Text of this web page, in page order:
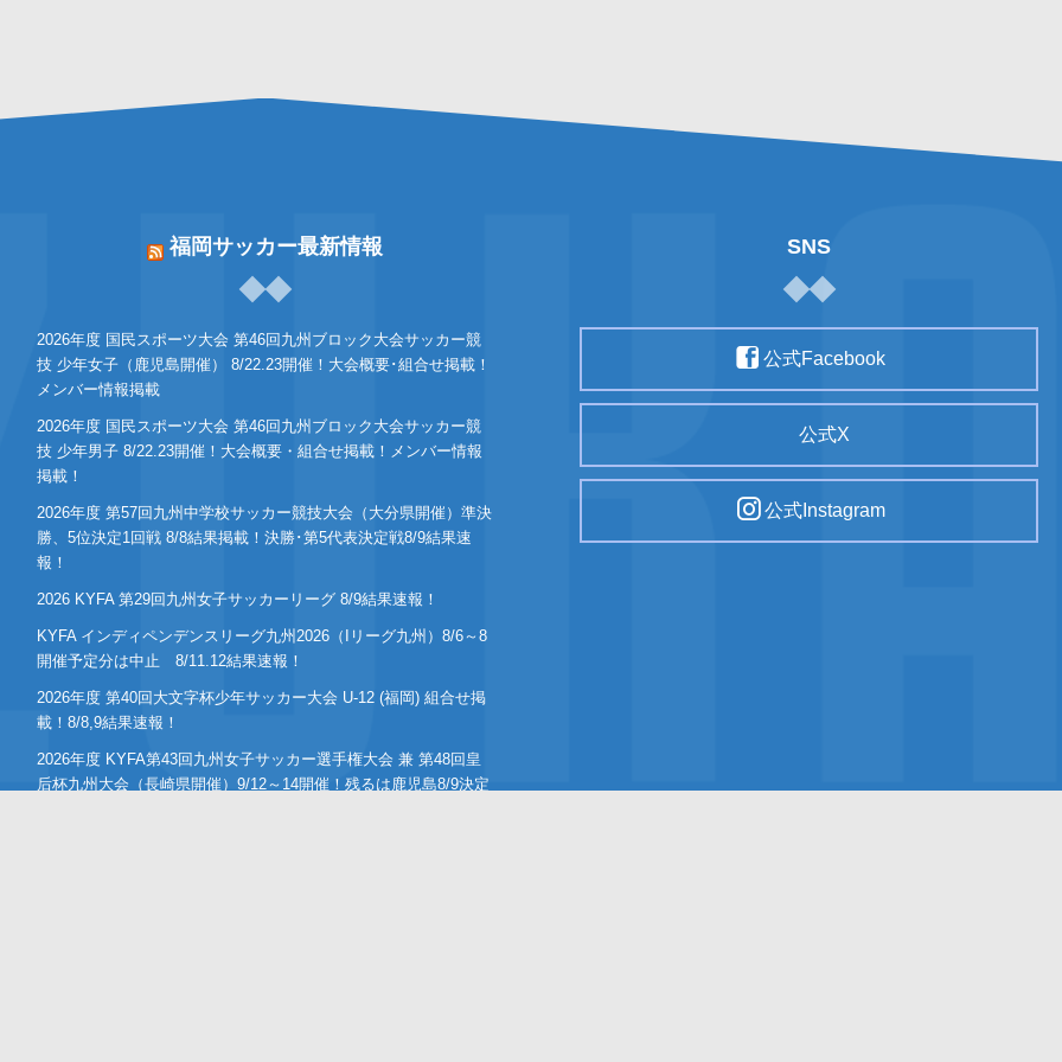
福岡サッカー最新情報
2026年度 国民スポーツ大会 第46回九州ブロック大会サッカー競
技 少年女子（鹿児島開催） 8/22.23開催！大会概要･組合せ掲載！
メンバー情報掲載
2026年度 国民スポーツ大会 第46回九州ブロック大会サッカー競
技 少年男子 8/22.23開催！大会概要・組合せ掲載！メンバー情報
掲載！
2026年度 第57回九州中学校サッカー競技大会（大分県開催）準決
勝、5位決定1回戦 8/8結果掲載！決勝･第5代表決定戦8/9結果速
報！
2026 KYFA 第29回九州女子サッカーリーグ 8/9結果速報！
KYFA インディペンデンスリーグ九州2026（Iリーグ九州）8/6～8
開催予定分は中止 8/11.12結果速報！
2026年度 第40回大文字杯少年サッカー大会 U-12 (福岡) 組合せ掲
載！8/8,9結果速報！
2026年度 KYFA第43回九州女子サッカー選手権大会 兼 第48回皇
后杯九州大会（長崎県開催）9/12～14開催！残るは鹿児島8/9決定
SNS
公式Facebook
公式X
公式Instagram